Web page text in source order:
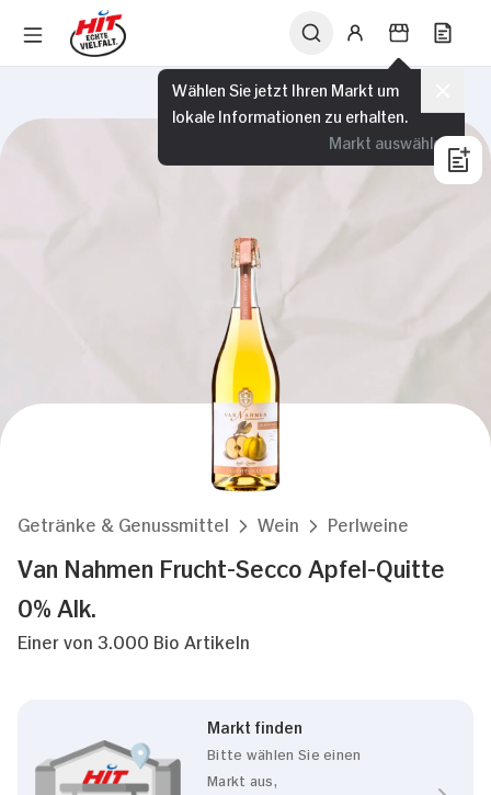
Wählen Sie jetzt Ihren Markt um
lokale Informationen zu erhalten.
Markt auswählen
Getränke & Genussmittel Wein Perlweine
Van Nahmen Frucht-Secco Apfel-Quitte
0% Alk.
Einer von 3.000 Bio Artikeln
Markt finden
Bitte wählen Sie einen
Markt aus,